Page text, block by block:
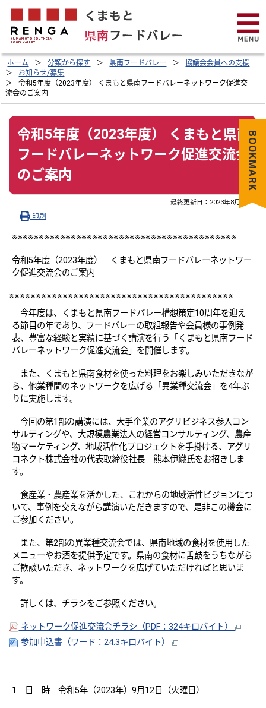
ホーム 分類から探す 県南フードバレー
協議会会員への支援
お知らせ/募集
令和5年度（2023年度） くまもと県南フードバレーネットワーク促進交
流会のご案内
令和5年度（2023年度） くまもと県南
フードバレーネットワーク促進交流会
のご案内
最終更新日： 2023年8月8日
印刷
※※※※※※※※※※※※※※※※※※※※※※※※※※※※※※※※※※※※※※※※※※
令和5年度（2023年度） くまもと県南フードバレーネットワー
ク促進交流会のご案内
※※※※※※※※※※※※※※※※※※※※※※※※※※※※※※※※※※※※※※※※※※
今年度は、くまもと県南フードバレー構想策定10周年を迎え
る節目の年であり、フードバレーの取組報告や会員様の事例発
表、豊富な経験と実績に基づく講演を行う「くまもと県南フード
バレーネットワーク促進交流会」を開催します。
また、くまもと県南食材を使った料理をお楽しみいただきなが
ら、他業種間のネットワークを広げる「異業種交流会」を4年ぶ
りに実施します。
今回の第1部の講演には、大手企業のアグリビジネス参入コン
サルティングや、大規模農業法人の経営コンサルティング、農産
物マーケティング、地域活性化プロジェクトを手掛ける、アグリ
コネクト株式会社の代表取締役社長 熊本伊織氏をお招きしま
す。
食産業・農産業を活かした、これからの地域活性ビジョンにつ
いて、事例を交えながら講演いただきますので、是非この機会に
ご参加ください。
また、第2部の異業種交流会では、県南地域の食材を使用した
メニューやお酒を提供予定です。県南の食材に舌鼓をうちながら
ご歓談いただき、ネットワークを広げていただければと思いま
す。
詳しくは、チラシをご参照ください。
ネットワーク促進交流会チラシ（PDF：324キロバイト）
参加申込書（ワード：24.3キロバイト）
1 日 時 令和5年（2023年）9月12日（火曜日）
BOOKMARK